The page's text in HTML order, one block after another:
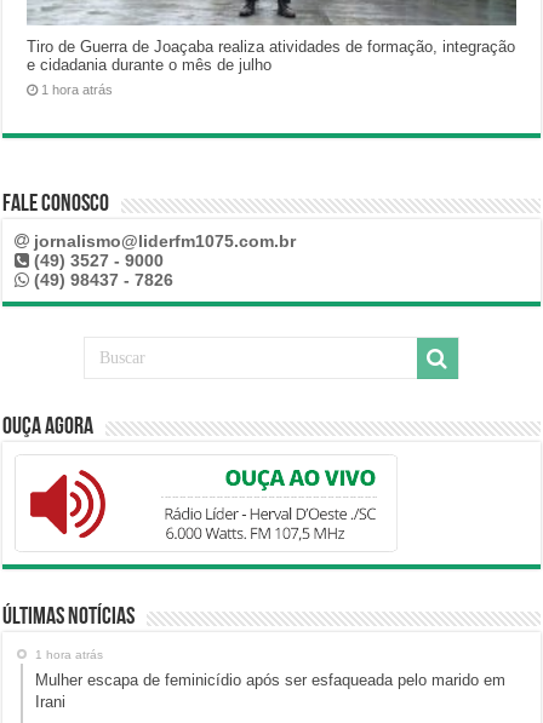
Tiro de Guerra de Joaçaba realiza atividades de formação, integração
e cidadania durante o mês de julho
1 hora atrás
Fale Conosco
jornalismo@liderfm1075.com.br
(49) 3527 - 9000
(49) 98437 - 7826
Ouça Agora
Últimas Notícias
1 hora atrás
Mulher escapa de feminicídio após ser esfaqueada pelo marido em
Irani